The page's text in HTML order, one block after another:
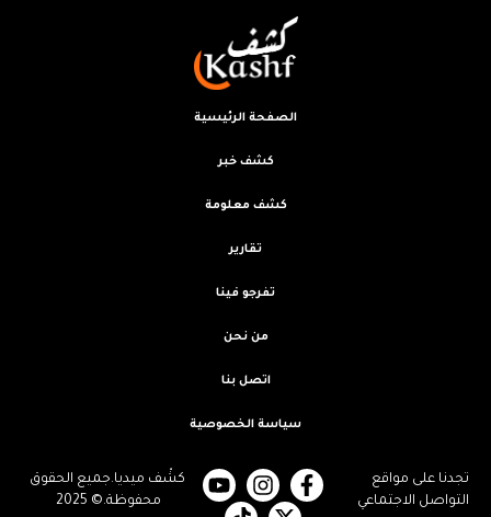
تجدنا على مواقع
التواصل الاجتماعي
كشْف ميديا.جميع الحقوق
محفوظة.© 2025
الصفحة الرئيسية
كشف خبر
كشف معلومة
تقارير
تفرجو فينا
من نحن
اتصل بنا
سياسة الخصوصية